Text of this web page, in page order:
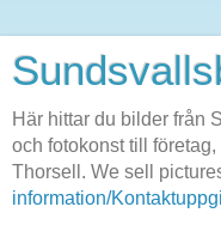
Här hittar du bilder från
och fotokonst till
Thorsell. We sell
information/